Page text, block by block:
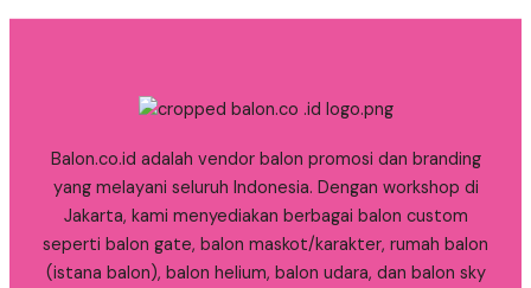
Balon.co.id adalah vendor balon promosi dan branding
yang melayani seluruh Indonesia. Dengan workshop di
Jakarta, kami menyediakan berbagai balon custom
seperti balon gate, balon maskot/karakter, rumah balon
(istana balon), balon helium, balon udara, dan balon sky